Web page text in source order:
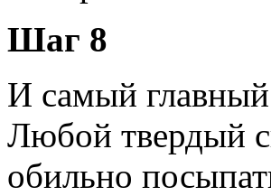
Шаг 8
И самый
Любой твердый
обильно